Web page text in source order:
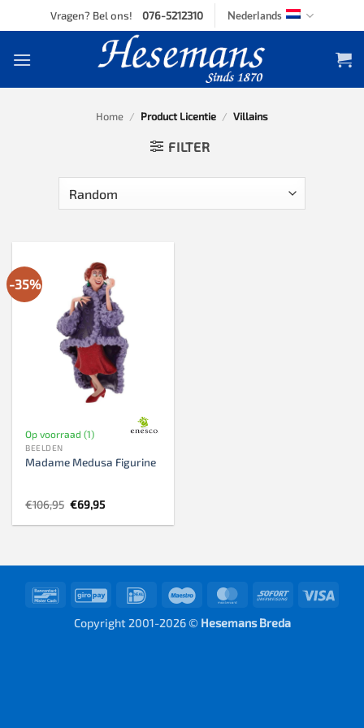
to
Vragen? Bel ons! 076-5212310 Nederlands
Home / Product Licentie / Villains
FILTER
-35%
Op voorraad (1)
BEELDEN
Madame Medusa Figurine
€106,95 Oorspronkelijke
prijs
was:
€69,95Huidige
is:
BancontactGiroPay IDeal Maestro MasterCardSofort
Copyright 2001-2026 © Hesemans Breda